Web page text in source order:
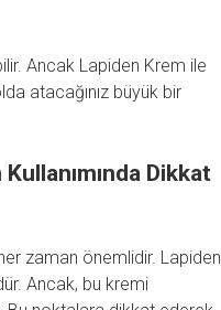
Ancak Lapiden Krem ile
atacağınız büyük bir
Dikkat
zaman önemlidir. Lapiden
Ancak, bu kremi